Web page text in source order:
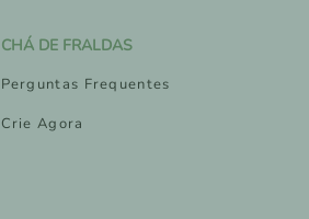
CHÁ DE FRALDAS
Perguntas Frequentes
Crie Agora